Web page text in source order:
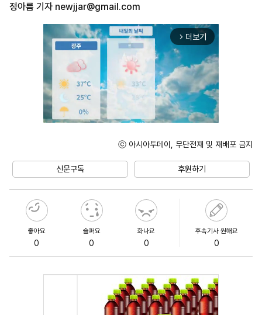
정아름 기자 newjjar@gmail.com
arrow_forward_ios 더보기
ⓒ 아시아투데이, 무단전재 및 재배포 금지
신문구독 후원하기
좋아요
0
슬퍼요
0
화나요
0
후속기사 원해요
0